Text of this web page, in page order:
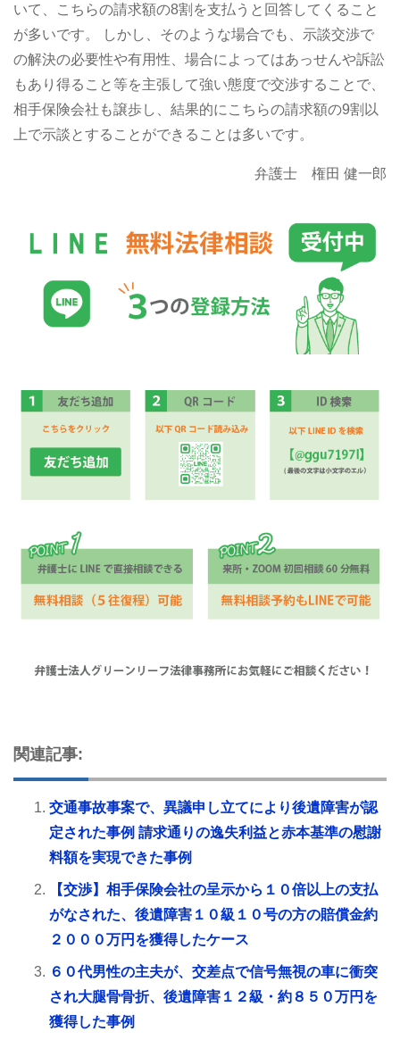
いて、こちらの請求額の8割を支払うと回答してくること
が多いです。
しかし、そのような場合でも、示談交渉で
の解決の必要性や有用性、場合によってはあっせんや訴訟
もあり得ること等を主張して強い態度で交渉することで、
相手保険会社も譲歩し、結果的にこちらの請求額の9割以
上で示談とすることができることは多いです。
弁護士 権田 健一郎
関連記事:
交通事故事案で、異議申し立てにより後遺障害が認
定された事例 請求通りの逸失利益と赤本基準の慰謝
料額を実現できた事例
【交渉】相手保険会社の呈示から１０倍以上の支払
がなされた、後遺障害１０級１０号の方の賠償金約
２０００万円を獲得したケース
６０代男性の主夫が、交差点で信号無視の車に衝突
され大腿骨骨折、後遺障害１２級・約８５０万円を
獲得した事例